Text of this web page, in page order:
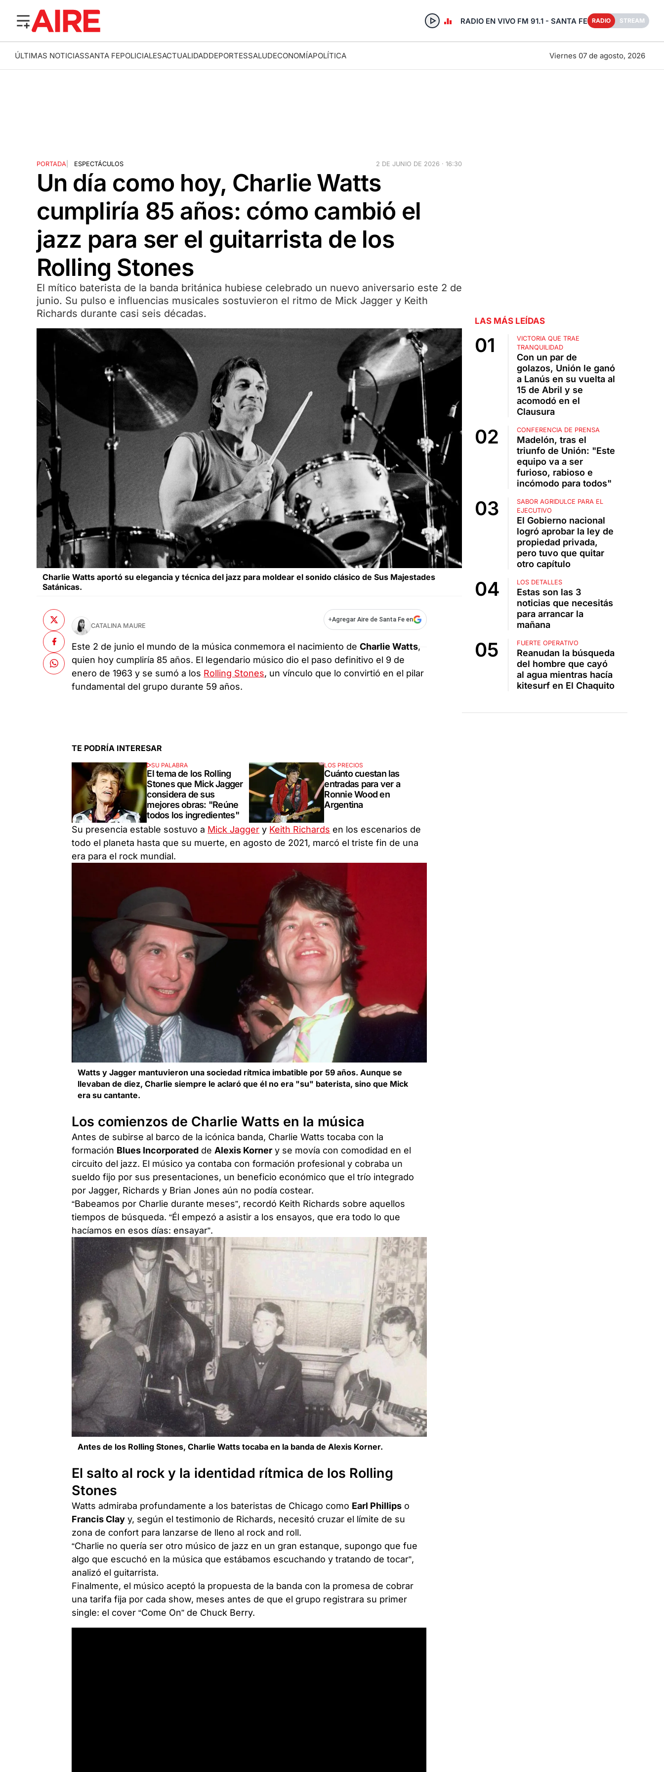
RADIO EN VIVO FM 91.1 - SANTA FE RADIO STREAM
ÚLTIMAS NOTICIASSANTA FEPOLICIALESACTUALIDADDEPORTESSALUDECONOMÍAPOLÍTICA Viernes 07 de agosto, 2026
PORTADA| ESPECTÁCULOS 2 DE JUNIO DE 2026 · 16:30
Un día como hoy, Charlie Watts
cumpliría 85 años: cómo cambió el
jazz para ser el guitarrista de los
Rolling Stones
El mítico baterista de la banda británica hubiese celebrado un nuevo aniversario este 2 de
junio. Su pulso e influencias musicales sostuvieron el ritmo de Mick Jagger y Keith
Richards durante casi seis décadas.
Charlie Watts aportó su elegancia y técnica del jazz para moldear el sonido clásico de Sus Majestades
Satánicas.
CATALINA MAURE
+Agregar Aire de Santa Fe en
Este 2 de junio el mundo de la música conmemora el nacimiento deCharlie Watts,
quien hoy cumpliría 85 años. El legendario músico dio el paso definitivo el 9 de
enero de 1963 y se sumó a los Rolling Stones, un vínculo que lo convirtió en el pilar
fundamental del grupo durante 59 años.
TE PODRÍA INTERESAR
SU PALABRA
El tema de los Rolling
Stones que Mick Jagger
considera de sus
mejores obras: "Reúne
todos los ingredientes"
LOS PRECIOS
Cuánto cuestan las
entradas para ver a
Ronnie Wood en
Argentina
Su presencia estable sostuvo a Mick Jagger y Keith Richards en los escenarios de
todo el planeta hasta que su muerte, en agosto de 2021, marcó el triste fin de una
era para el rock mundial.
Watts y Jagger mantuvieron una sociedad rítmica imbatible por 59 años. Aunque se
llevaban de diez, Charlie siempre le aclaró que él no era "su" baterista, sino que Mick
era su cantante.
Los comienzos de Charlie Watts en la música
Antes de subirse al barco de la icónica banda, Charlie Watts tocaba con la
formación Blues Incorporated de Alexis Korner y se movía con comodidad en el
circuito del jazz. El músico ya contaba con formación profesional y cobraba un
sueldo fijo por sus presentaciones, un beneficio económico que el trío integrado
por Jagger, Richards y Brian Jones aún no podía costear.
“Babeamos por Charlie durante meses”, recordó Keith Richards sobre aquellos
tiempos de búsqueda. “Él empezó a asistir a los ensayos, que era todo lo que
hacíamos en esos días: ensayar”.
Antes de los Rolling Stones, Charlie Watts tocaba en la banda de Alexis Korner.
El salto al rock y la identidad rítmica de los Rolling
Stones
Watts admiraba profundamente a los bateristas de Chicago como Earl Phillips o
Francis Clay y, según el testimonio de Richards, necesitó cruzar el límite de su
zona de confort para lanzarse de lleno al rock and roll.
“Charlie no quería ser otro músico de jazz en un gran estanque, supongo que fue
algo que escuchó en la música que estábamos escuchando y tratando de tocar”,
analizó el guitarrista.
Finalmente, el músico aceptó la propuesta de la banda con la promesa de cobrar
una tarifa fija por cada show, meses antes de que el grupo registrara su primer
single: el cover “Come On” de Chuck Berry.
LAS MÁS LEÍDAS
VICTORIA QUE TRAE
TRANQUILIDAD
Con un par de
golazos, Unión le ganó
a Lanús en su vuelta al
15 de Abril y se
acomodó en el
Clausura
CONFERENCIA DE PRENSA
Madelón, tras el
triunfo de Unión: "Este
equipo va a ser
furioso, rabioso e
incómodo para todos"
SABOR AGRIDULCE PARA EL
EJECUTIVO
El Gobierno nacional
logró aprobar la ley de
propiedad privada,
pero tuvo que quitar
otro capítulo
LOS DETALLES
Estas son las 3
noticias que necesitás
para arrancar la
mañana
FUERTE OPERATIVO
Reanudan la búsqueda
del hombre que cayó
al agua mientras hacía
kitesurf en El Chaquito